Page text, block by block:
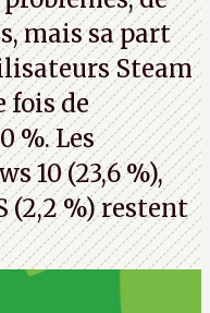
mais sa part
Steam
fois de
%. Les
10 (23,6 %),
(2,2 %) restent